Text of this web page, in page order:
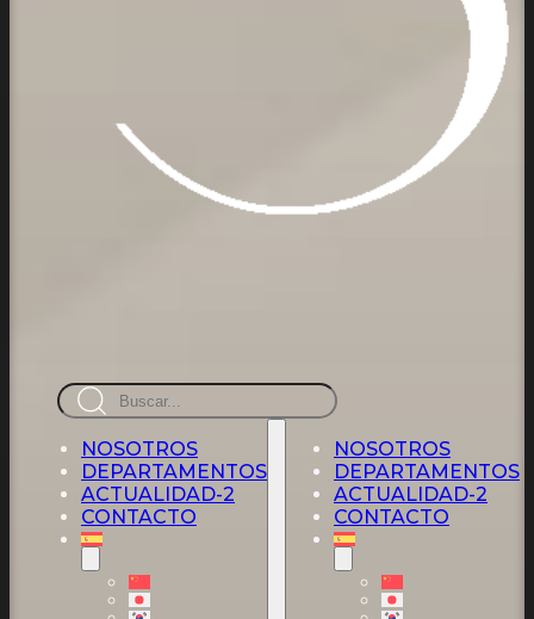
Busca
en
NOSOTROS
DEPARTAMENTOS
ACTUALIDAD-2
CONTACTO
NOSOTROS
DEPARTAMENTOS
ACTUALIDAD-2
CONTACTO